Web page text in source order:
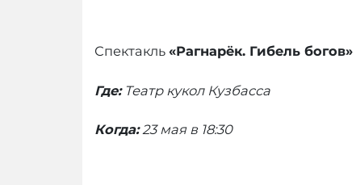
Спектакль «Рагнарёк. Гибель богов»
Где:Театр кукол Кузбасса
Когда:23 мая в 18:30